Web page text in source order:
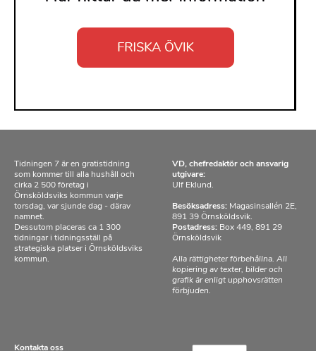
Tidningen 7 är en gratistidning
som kommer till alla hushåll och
cirka 2 500 företag i
Örnsköldsviks kommun varje
torsdag, var sjunde dag - därav
namnet.
Dessutom placeras ca 1 300
tidningar i tidningsställ på
strategiska platser i Örnsköldsviks
kommun.
VD, chefredaktör och ansvarig
utgivare:
Ulf Eklund.
Besöksadress: Magasinsallén 2E,
891 39 Örnsköldsvik.
Postadress: Box 449, 891 29
Örnsköldsvik
Alla rättigheter förbehållna. All
kopiering av texter, bilder och
grafik är enligt upphovsrätten
förbjuden.
Kontakta oss